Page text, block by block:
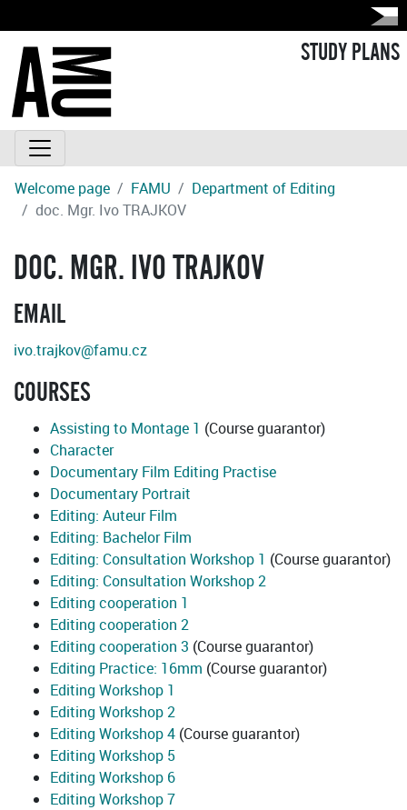
STUDY PLANS
Welcome page FAMU
Department of Editing
doc. Mgr. Ivo TRAJKOV
DOC. MGR. IVO TRAJKOV
EMAIL
ivo.trajkov@famu.cz
COURSES
Assisting to Montage 1 (Course guarantor)
Character
Documentary Film Editing Practise
Documentary Portrait
Editing: Auteur Film
Editing: Bachelor Film
Editing: Consultation Workshop 1 (Course guarantor)
Editing: Consultation Workshop 2
Editing cooperation 1
Editing cooperation 2
Editing cooperation 3 (Course guarantor)
Editing Practice: 16mm (Course guarantor)
Editing Workshop 1
Editing Workshop 2
Editing Workshop 4 (Course guarantor)
Editing Workshop 5
Editing Workshop 6
Editing Workshop 7